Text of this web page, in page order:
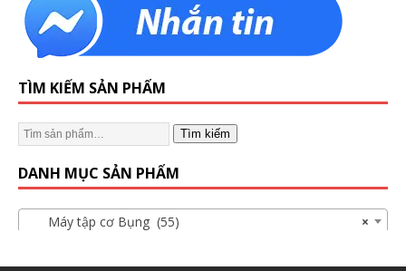
TÌM KIẾM SẢN PHẨM
Tìm kiếm
DANH MỤC SẢN PHẨM
×
Máy tập cơ Bụng (55)